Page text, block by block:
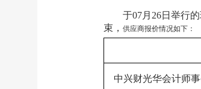
于07月26日举行
束， 供应商报价情况如下：
中兴财光华会计师